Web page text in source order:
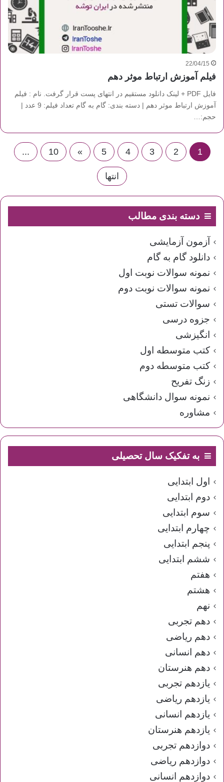
22/04/15
فیلم آموزش ارتباط موثر دهم
فایل PDF + لینک دانلود مستقیم در انتهای پست قرار گرفت. نام : فیلم
آموزش ارتباط موثر دهم | دسته بندی: گام به گام تعداد فیلم: 9 عدد |
حجم:…
1
2
3
4
5
»
10
...
انتها
دسته بندی مطالب
آزمون آزمایشی
دانلود گام به گام
نمونه سوالات نوبت اول
نمونه سوالات نوبت دوم
سوالات تستی
جزوه درسی
انگیزشی
کتب متوسطه اول
کتب متوسطه دوم
زنگ تفریح
نمونه سوال دانشگاهی
مشاوره
به تفکیک سال تحصیلی
اول ابتدایی
دوم ابتدایی
سوم ابتدایی
چهارم ابتدایی
پنجم ابتدایی
ششم ابتدایی
هفتم
هشتم
نهم
دهم تجربی
دهم ریاضی
دهم انسانی
دهم هنرستان
یازدهم تجربی
یازدهم ریاضی
یازدهم انسانی
یازدهم هنرستان
دوازدهم تجربی
دوازدهم ریاضی
دوازدهم انسانی